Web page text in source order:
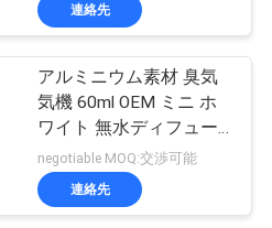
連絡先
アルミニウム素材 臭気
気機 60ml OEM ミニ ホ
ワイト 無水ディフュー
ザー
negotiable MOQ:交渉可能
連絡先